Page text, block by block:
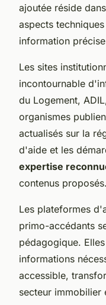
ajoutée réside
aspects
information
Les sites
incontournable
du Logement,
organismes
actualisés sur la
d'aide et les
expertise
contenus proposés.
Les plateformes
primo-accédants
pédagogique.
informations
accessible,
secteur immobilier